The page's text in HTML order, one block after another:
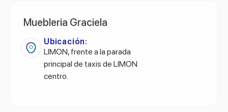
Muebleria Graciela
Ubicación:
LIMON, frente a la parada
principal de taxis de LIMON
centro.